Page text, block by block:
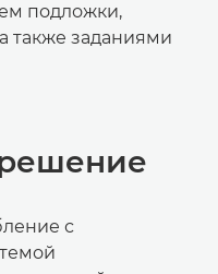
подложки,
заданиями
с